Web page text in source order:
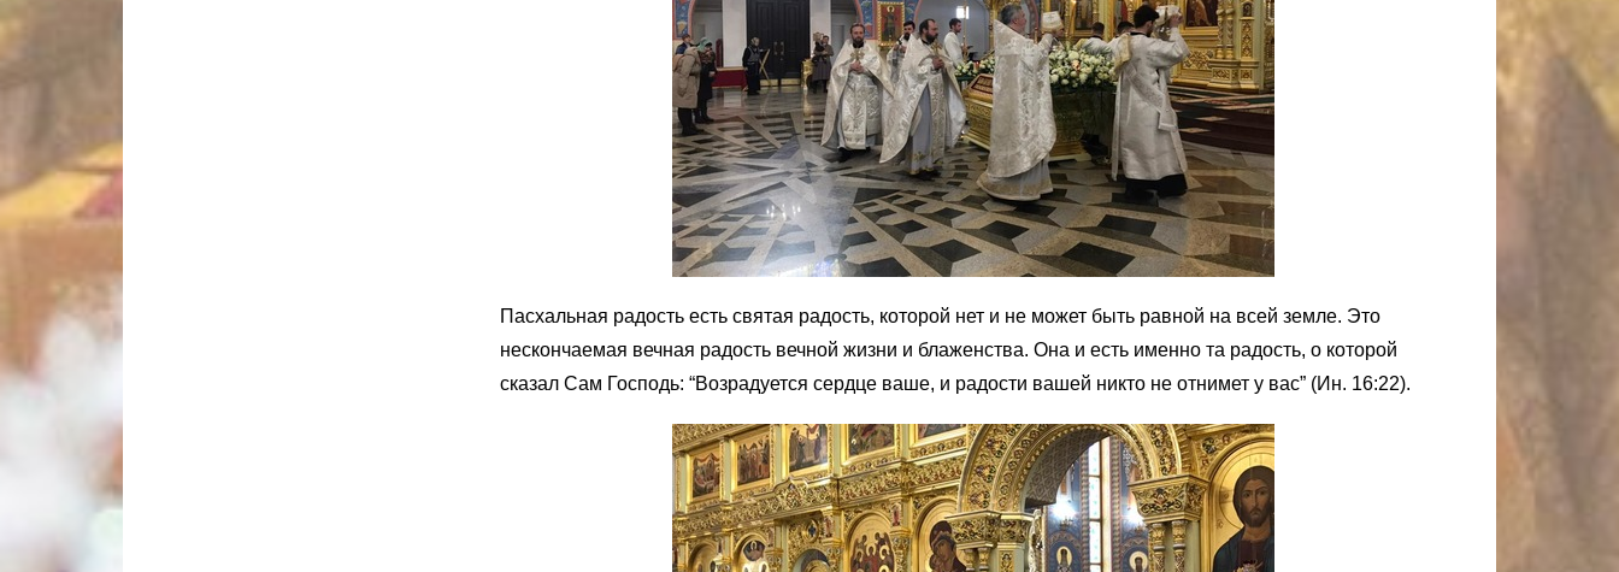
Пасхальная радость есть святая радость, которой нет и не может быть равной на всей земле. Это
нескончаемая вечная радость вечной жизни и блаженства. Она и есть именно та радость, о которой
сказал Сам Господь: “Возрадуется сердце ваше, и радости вашей никто не отнимет у вас” (Ин. 16:22).